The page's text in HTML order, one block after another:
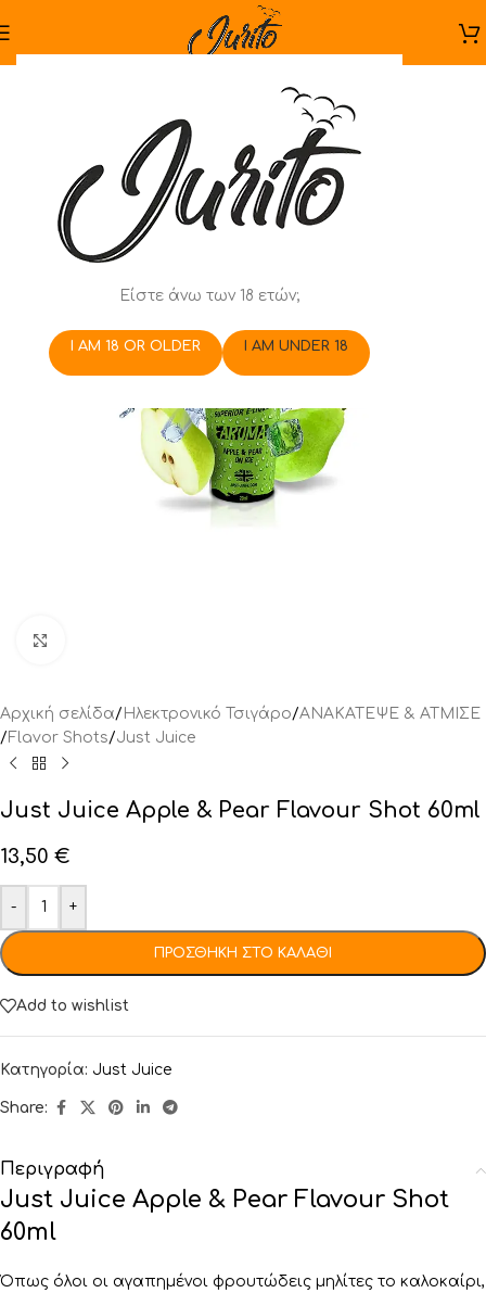
Είστε άνω των 18 ετών;
I AM 18 OR OLDER I AM UNDER 18
Αρχική σελίδα/ Ηλεκτρονικό Τσιγάρο/ΑΝΑΚΑΤΕΨΕ & ΑΤΜΙΣΕ
/Flavor Shots/Just Juice
Just Juice Apple & Pear Flavour Shot 60ml
13,50 €
- +
ΠΡΟΣΘΉΚΗ ΣΤΟ ΚΑΛΆΘΙ
Add to wishlist
Κατηγορία: Just Juice
Share:
Περιγραφή
Just Juice Apple & Pear Flavour Shot
60ml
Όπως όλοι οι αγαπημένοι φρουτώδεις μηλίτες το καλοκαίρι,